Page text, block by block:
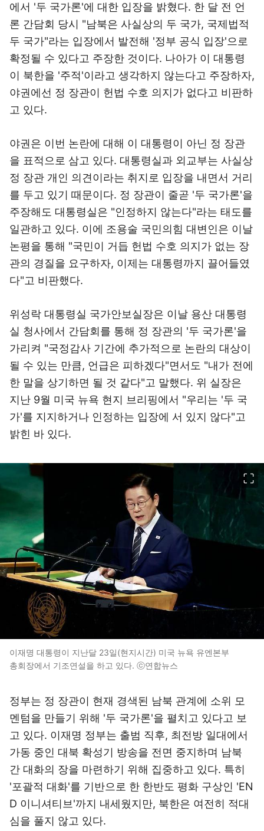
에서 '두 국가론'에 대한 입장을 밝혔다. 한 달 전 언
론 간담회 당시 "남북은 사실상의 두 국가, 국제법적
두 국가"라는 입장에서 발전해 '정부 공식 입장'으로
확정될 수 있다고 주장한 것이다. 나아가 이 대통령
이 북한을 '주적'이라고 생각하지 않는다고 주장하자,
야권에선 정 장관이 헌법 수호 의지가 없다고 비판하
고 있다.
야권은 이번 논란에 대해 이 대통령이 아닌 정 장관
을 표적으로 삼고 있다. 대통령실과 외교부는 사실상
정 장관 개인 의견이라는 취지로 입장을 내면서 거리
를 두고 있기 때문이다. 정 장관이 줄곧 '두 국가론'을
주장해도 대통령실은 "인정하지 않는다"라는 태도를
일관하고 있다. 이에 조용술 국민의힘 대변인은 이날
논평을 통해 "국민이 거듭 헌법 수호 의지가 없는 장
관의 경질을 요구하자, 이제는 대통령까지 끌어들였
다"고 비판했다.
위성락 대통령실 국가안보실장은 이날 용산 대통령
실 청사에서 간담회를 통해 정 장관의 '두 국가론'을
가리켜 "국정감사 기간에 추가적으로 논란의 대상이
될 수 있는 만큼, 언급은 피하겠다"면서도 "내가 전에
한 말을 상기하면 될 것 같다"고 말했다. 위 실장은
지난 9월 미국 뉴욕 현지 브리핑에서 "우리는 '두 국
가'를 지지하거나 인정하는 입장에 서 있지 않다"고
밝힌 바 있다.
이재명 대통령이 지난달 23일(현지시간) 미국 뉴욕 유엔본부
총회장에서 기조연설을 하고 있다. ⓒ연합뉴스
정부는 정 장관이 현재 경색된 남북 관계에 소위 모
멘텀을 만들기 위해 '두 국가론'을 펼치고 있다고 보
고 있다. 이재명 정부는 출범 직후, 최전방 일대에서
가동 중인 대북 확성기 방송을 전면 중지하며 남북
간 대화의 장을 마련하기 위해 집중하고 있다. 특히
'포괄적 대화'를 기반으로 한 한반도 평화 구상인 'EN
D 이니셔티브'까지 내세웠지만, 북한은 여전히 적대
심을 풀지 않고 있다.